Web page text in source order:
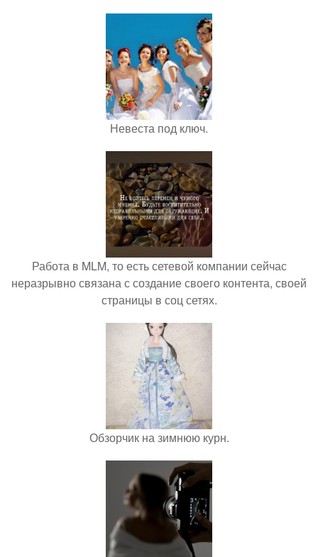
Невеста под ключ.
Работа в MLM, то есть сетевой компании сейчас
неразрывно связана с создание своего контента, своей
страницы в соц сетях.
Обзорчик на зимнюю курн.